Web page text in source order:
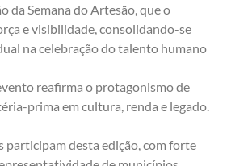
da Semana do Artesão, que o
e visibilidade, consolidando-se
na celebração do talento humano
reafirma o protagonismo de
prima em cultura, renda e legado.
participam desta edição, com forte